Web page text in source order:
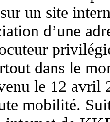
un site
d’une
dans le
le 12 avril
mobilité.